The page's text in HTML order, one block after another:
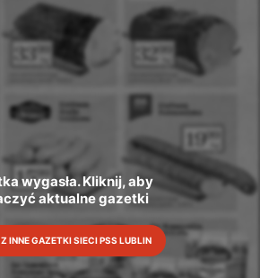
wygasła. Kliknij, aby
aktualne gazetki
INNE GAZETKI SIECI PSS LUBLIN